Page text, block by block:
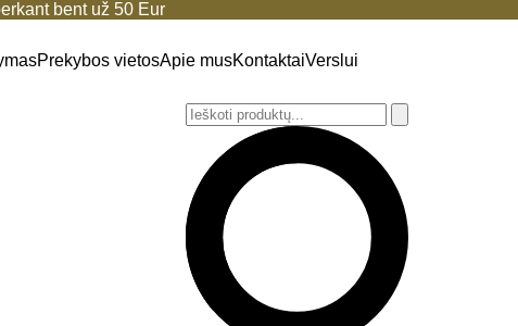
bent už 50 Eur
Prekybos vietosApie musKontaktaiVerslui